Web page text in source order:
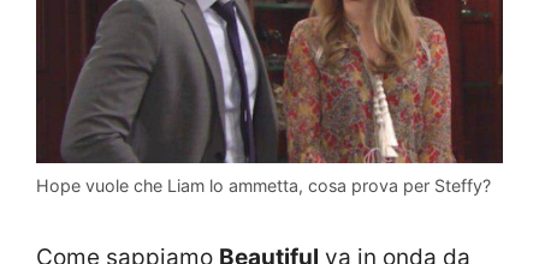
Hope vuole che Liam lo ammetta, cosa prova per Steffy?
Come sappiamo Beautiful va in onda da